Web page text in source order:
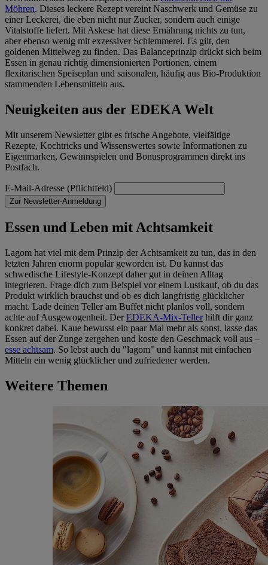
Möhren. Dieses leckere Rezept vereint Naschwerk und Gemüse zu
einer Leckerei, die eben nicht nur Zucker, sondern auch einige
Vitalstoffe liefert. Mit Askese hat diese Ernährung nichts zu tun,
aber ebenso wenig mit exzessiver Schlemmerei. Es gilt, den
goldenen Mittelweg zu finden. Das Balanceprinzip drückt sich beim
Essen in genau richtig dimensionierten Portionen, einem
flexitarischen Speiseplan und saisonalen, häufig aus Bio-Produktion
stammenden Lebensmitteln aus.
Neuigkeiten aus der EDEKA Welt
Mit unserem Newsletter gibt es frische Angebote, vielfältige
Rezepte, Kochtricks und Wissenswertes sowie Informationen zu
Eigenmarken, Gewinnspielen und Bonusprogrammen direkt ins
Postfach.
E-Mail-Adresse (Pflichtfeld)
Zur Newsletter-Anmeldung
Essen und Leben mit Achtsamkeit
Lagom hat viel mit dem Prinzip der Achtsamkeit zu tun, das in den
letzten Jahren enorm populär geworden ist. Du kannst das
schwedische Lifestyle-Konzept daher gut in deinen Alltag
integrieren. Frage dich zum Beispiel vor einem Lustkauf, ob du das
Produkt wirklich brauchst und ob es dich langfristig glücklicher
macht. Lade deinen Teller am Buffet nicht planlos voll, sondern
achte auf Ausgewogenheit. Der EDEKA-Mix-Teller hilft dir ganz
konkret dabei. Kaue bewusst ein paar Mal mehr als sonst, lasse das
Essen auf der Zunge zergehen und koste den Geschmack voll aus –
esse achtsam. So lebst auch du "lagom" und kannst mit einfachen
Mitteln ein wenig glücklicher und zufriedener werden.
Weitere Themen